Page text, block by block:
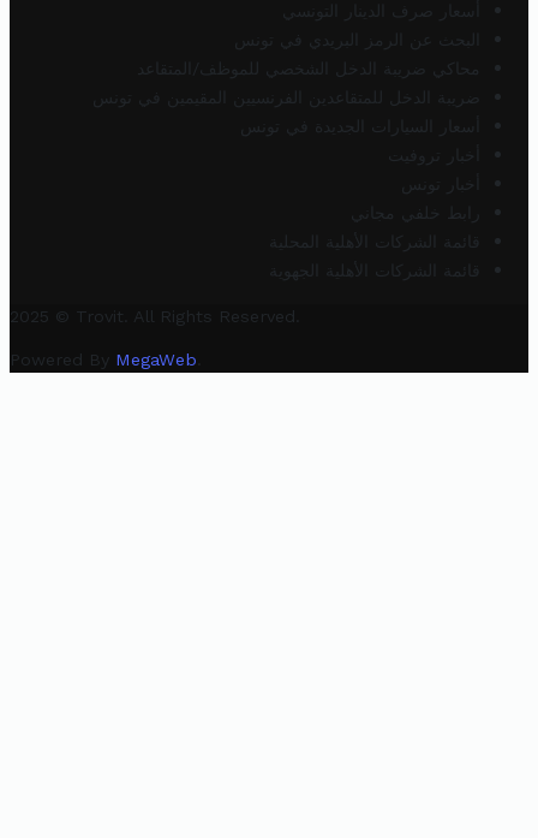
أسعار صرف الدينار التونسي
البحث عن الرمز البريدي في تونس
محاكي ضريبة الدخل الشخصي للموظف/المتقاعد
ضريبة الدخل للمتقاعدين الفرنسيين المقيمين في تونس
أسعار السيارات الجديدة في تونس
أخبار تروفيت
أخبار تونس
رابط خلفي مجاني
قائمة الشركات الأهلية المحلية
قائمة الشركات الأهلية الجهوية
2025 © Trovit. All Rights Reserved.
Powered By MegaWeb